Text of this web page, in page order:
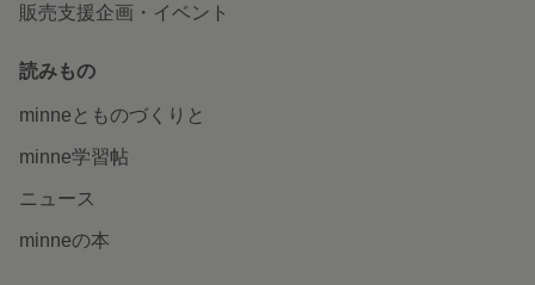
販売支援企画・イベント
読みもの
minneとものづくりと
minne学習帖
ニュース
minneの本